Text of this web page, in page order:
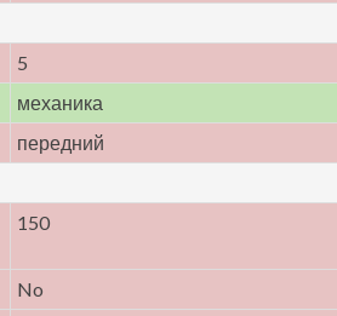
5
механика
передний
150
No